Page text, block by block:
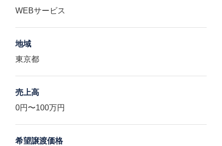
WEBサービス
地域
東京都
売上高
0円〜100万円
希望譲渡価格